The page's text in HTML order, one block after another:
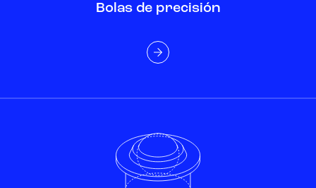
Bolas de precisión